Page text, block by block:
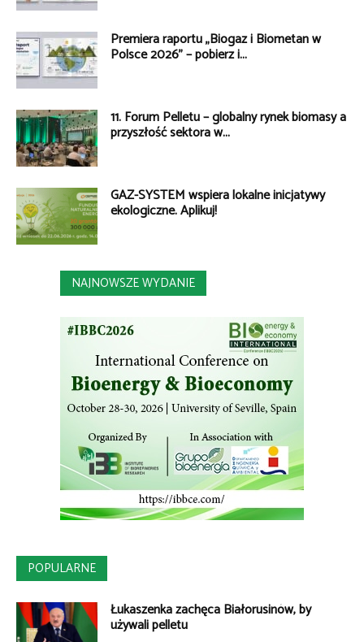
Premiera raportu „Biogaz i Biometan w
Polsce 2026” – pobierz i...
11. Forum Pelletu – globalny rynek biomasy a
przyszłość sektora w...
GAZ-SYSTEM wspiera lokalne inicjatywy
ekologiczne. Aplikuj!
NAJNOWSZE WYDANIE
POPULARNE
Łukaszenka zachęca Białorusinów, by
używali pelletu